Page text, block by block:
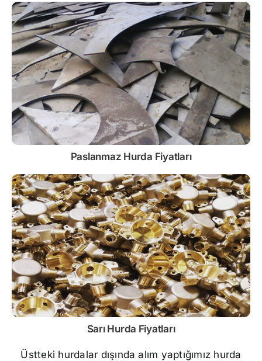
Paslanmaz Hurda Fiyatları
Sarı Hurda Fiyatları
Üstteki hurdalar dışında alım yaptığımız hurda